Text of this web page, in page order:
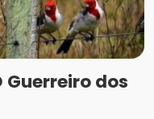
Guerreiro dos